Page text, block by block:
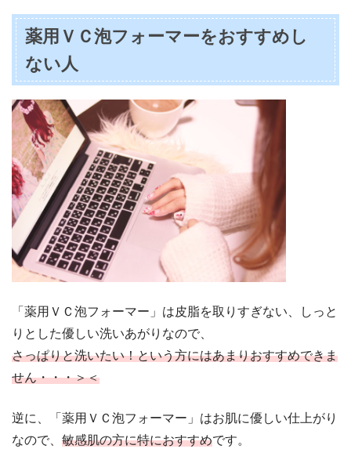
薬用ＶＣ泡フォーマーをおすすめし
ない人
「薬用ＶＣ泡フォーマー」は皮脂を取りすぎない、しっと
りとした優しい洗いあがりなので、
さっぱりと洗いたい！という方にはあまりおすすめできま
せん・・・＞＜
逆に、「薬用ＶＣ泡フォーマー」はお肌に優しい仕上がり
なので、 敏感肌の方に特におすすめです。